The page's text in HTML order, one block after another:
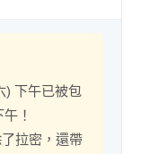
) 下午已被包
！
拉密，還帶